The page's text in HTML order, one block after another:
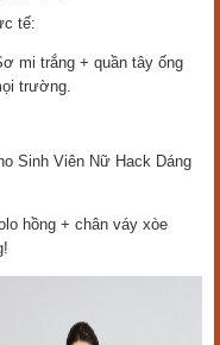
tế:
mi trắng + quần tây ống
trường.
Sinh Viên Nữ Hack Dáng
hồng + chân váy xòe